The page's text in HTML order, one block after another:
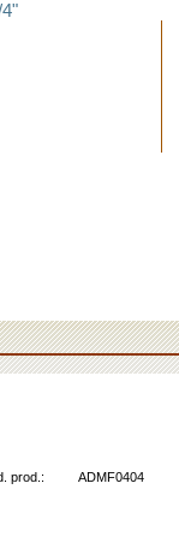
prod.: ADMF0404